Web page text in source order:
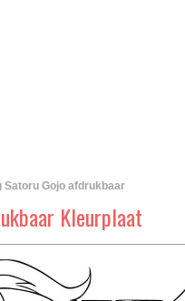
Satoru Gojo afdrukbaar
Kleurplaat